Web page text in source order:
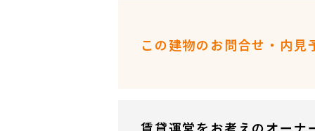
この建物のお問合せ・内見